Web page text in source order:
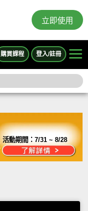
立即使用
購買課程 登入/註冊
活動期間：7/31 ~ 8/28